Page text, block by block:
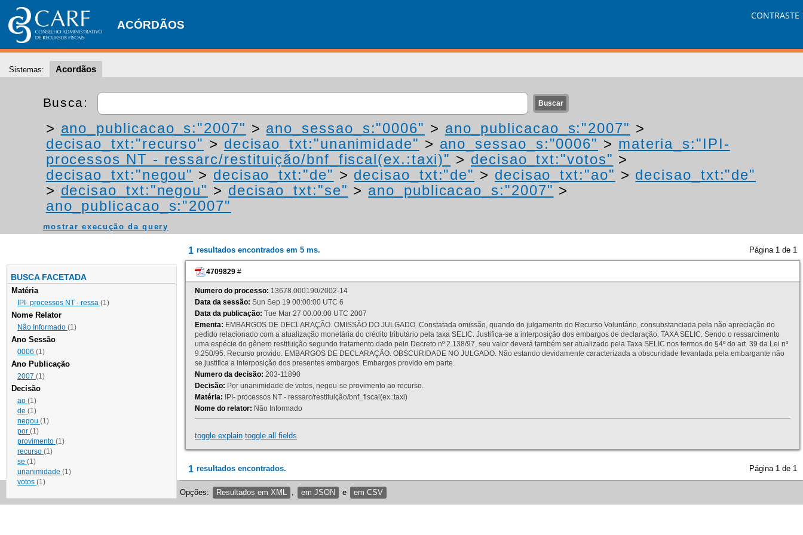
ACÓRDÃOS
CONTRASTE
Sistemas: Acordãos
Busca:
> ano_publicacao_s:"2007" > ano_sessao_s:"0006" > ano_publicacao_s:"2007" >
decisao_txt:"recurso" > decisao_txt:"unanimidade" > ano_sessao_s:"0006" > materia_s:"IPI-
processos NT - ressarc/restituição/bnf_fiscal(ex.:taxi)" > decisao_txt:"votos" >
decisao_txt:"negou" > decisao_txt:"de" > decisao_txt:"de" > decisao_txt:"ao" > decisao_txt:"de"
> decisao_txt:"negou" > decisao_txt:"se" > ano_publicacao_s:"2007" >
ano_publicacao_s:"2007"
mostrar execução da query
BUSCA FACETADA
Matéria
IPI- processos NT - ressa (1)
Nome Relator
Não Informado (1)
Ano Sessão
0006 (1)
Ano Publicação
2007 (1)
Decisão
ao (1)
de (1)
negou (1)
por (1)
provimento (1)
recurso (1)
se (1)
unanimidade (1)
votos (1)
1 resultados encontrados em 5 ms. Página 1 de 1
4709829 #
Numero do processo: 13678.000190/2002-14
Data da sessão: Sun Sep 19 00:00:00 UTC 6
Data da publicação: Tue Mar 27 00:00:00 UTC 2007
Ementa: EMBARGOS DE DECLARAÇÃO. OMISSÃO DO JULGADO. Constatada omissão, quando do julgamento do Recurso Voluntário, consubstanciada pela não apreciação do
pedido relacionado com a atualização monetária do crédito tributário pela taxa SELIC. Justifica-se a interposição dos embargos de declaração. TAXA SELIC. Sendo o ressarcimento
uma espécie do gênero restituição segundo tratamento dado pelo Decreto nº 2.138/97, seu valor deverá também ser atualizado pela Taxa SELIC nos termos do §4º do art. 39 da Lei nº
9.250/95. Recurso provido. EMBARGOS DE DECLARAÇÃO. OBSCURIDADE NO JULGADO. Não estando devidamente caracterizada a obscuridade levantada pela embargante não
se justifica a interposição dos presentes embargos. Embargos provido em parte.
Numero da decisão: 203-11890
Decisão: Por unanimidade de votos, negou-se provimento ao recurso.
Matéria: IPI- processos NT - ressarc/restituição/bnf_fiscal(ex.:taxi)
Nome do relator: Não Informado
toggle explain toggle all fields
1 resultados encontrados. Página 1 de 1
Opções: Resultados em XML em JSON e em CSV